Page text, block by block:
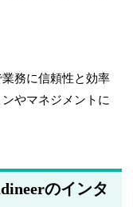
務に信頼性と効率
やマネジメントに
のインタ